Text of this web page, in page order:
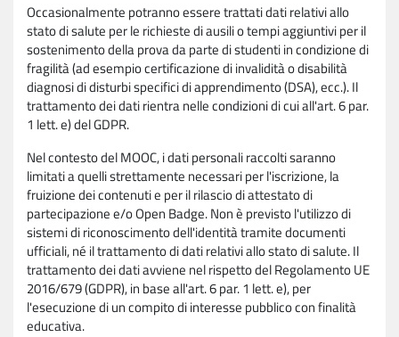
Occasionalmente potranno essere trattati dati relativi allo
stato di salute per le richieste di ausili o tempi aggiuntivi per il
sostenimento della prova da parte di studenti in condizione di
fragilità (ad esempio certificazione di invalidità o disabilità
diagnosi di disturbi specifici di apprendimento (DSA), ecc.). Il
trattamento dei dati rientra nelle condizioni di cui all'art. 6 par.
1 lett. e) del GDPR.
Nel contesto del MOOC, i dati personali raccolti saranno
limitati a quelli strettamente necessari per l'iscrizione, la
fruizione dei contenuti e per il rilascio di attestato di
partecipazione e/o Open Badge. Non è previsto l'utilizzo di
sistemi di riconoscimento dell'identità tramite documenti
ufficiali, né il trattamento di dati relativi allo stato di salute. Il
trattamento dei dati avviene nel rispetto del Regolamento UE
2016/679 (GDPR), in base all'art. 6 par. 1 lett. e), per
l'esecuzione di un compito di interesse pubblico con finalità
educativa.